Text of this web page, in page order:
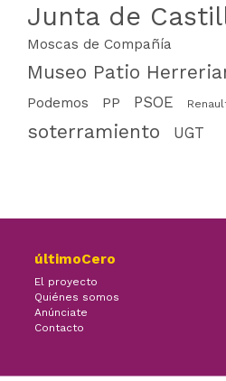
Junta de
Moscas de Compañía
Museo Patio
Podemos
PP PSOE
soterramiento UGT
últimoCero
El proyecto
Quiénes somos
Anúnciate
Contacto